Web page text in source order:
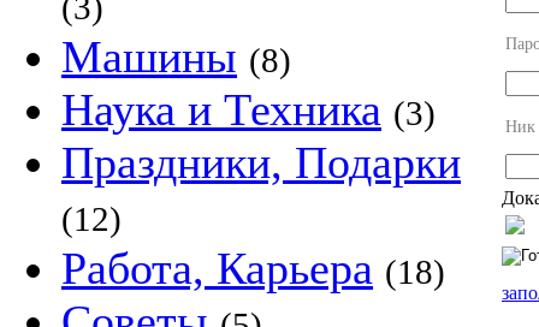
Машины (8)
Наука и Техника (3)
Праздники, Подарки
(12)
Работа, Карьера (18)
Ник